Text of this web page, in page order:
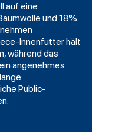
auf eine
und 18%
Innenfutter hält
während das
angenehmes
Public-